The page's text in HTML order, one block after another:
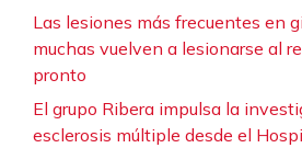
Las lesiones más frecuentes en
muchas vuelven a lesionarse al
pronto
El grupo Ribera impulsa la
esclerosis múltiple desde el